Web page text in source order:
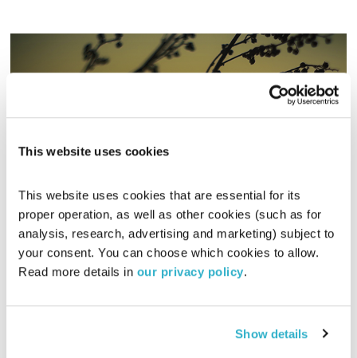
This website uses cookies
This website uses cookies that are essential for its
proper operation, as well as other cookies (such as for
analysis, research, advertising and marketing) subject to
your consent. You can choose which cookies to allow.
Read more details in our privacy policy.
Show details
התעוררות – 2.6.21
התעוררות
גליה גלעדי
גליה גלעדי מזמינה אתכם להתעורר יחדיו בכל בוקר, עם מוזיקה